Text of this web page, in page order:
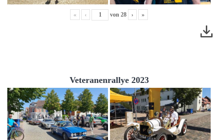
« ‹ von 28 › »
Veteranenrallye 2023